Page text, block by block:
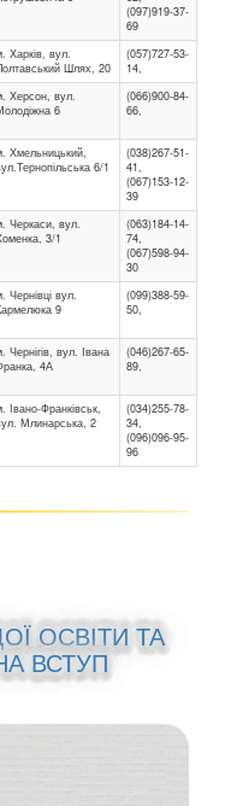
(097)919-37-
69
Харків, вул.
Шлях, 20
(057)727-53-
14,
Херсон, вул.
6
(066)900-84-
66,
Хмельницький,
6/1
(038)267-51-
41,
(067)153-12-
39
Черкаси, вул.
3/1
(063)184-14-
74,
(067)598-94-
30
Чернівці вул.
9
(099)388-59-
50,
Чернігів, вул. Івана
4А
(046)267-65-
89,
Івано-Франківськ,
Млинарська, 2
(034)255-78-
34,
(096)096-95-
96
ОСВІТИ ТА
ВСТУП